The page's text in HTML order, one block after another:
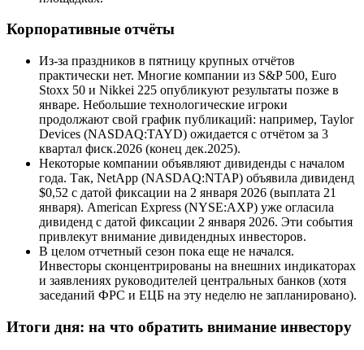
Корпоративные отчёты
Из-за праздников в пятницу крупных отчётов
практически нет. Многие компании из S&P 500, Euro
Stoxx 50 и Nikkei 225 опубликуют результаты позже в
январе. Небольшие технологические игроки
продолжают свой график публикаций: например, Taylor
Devices (NASDAQ:TAYD) ожидается с отчётом за 3
квартал фиск.2026 (конец дек.2025).
Некоторые компании объявляют дивиденды с началом
года. Так, NetApp (NASDAQ:NTAP) объявила дивиденд
$0,52 с датой фиксации на 2 января 2026 (выплата 21
января). American Express (NYSE:AXP) уже огласила
дивиденд с датой фиксации 2 января 2026. Эти события
привлекут внимание дивидендных инвесторов.
В целом отчетный сезон пока еще не начался.
Инвесторы сконцентрированы на внешних индикаторах
и заявлениях руководителей центральных банков (хотя
заседаний ФРС и ЕЦБ на эту неделю не запланировано).
Итоги дня: на что обратить внимание инвестору